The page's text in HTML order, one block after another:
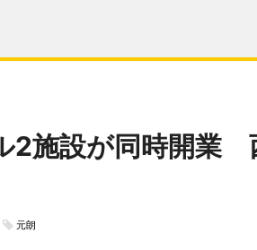
2施設が同時開業
元朗